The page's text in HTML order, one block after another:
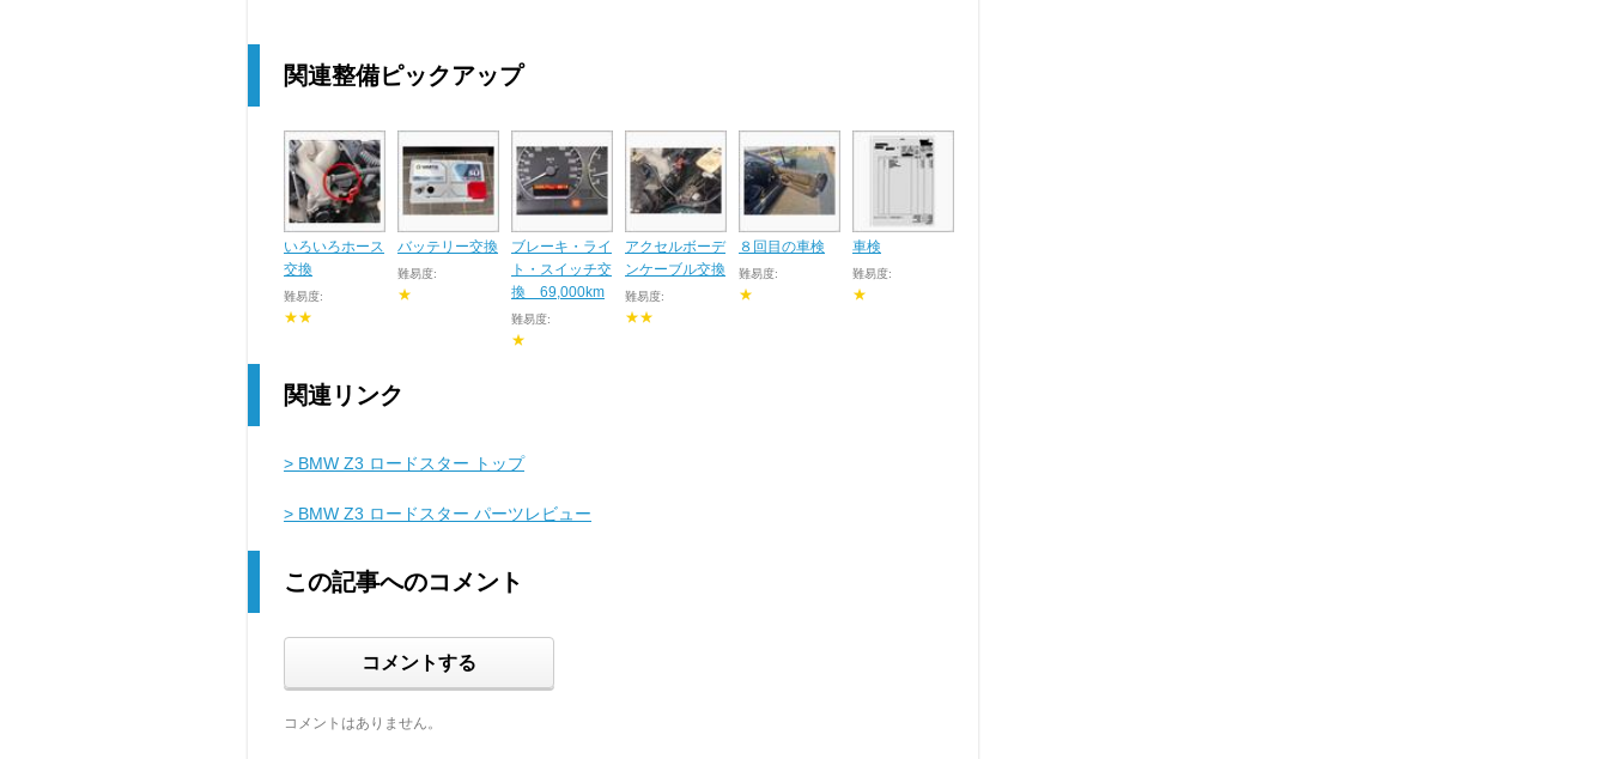
関連整備ピックアップ
いろいろホース
交換
難易度:
★★
バッテリー交換
難易度:
★
ブレーキ・ライ
ト・スイッチ交
換 69,000km
難易度:
★
アクセルボーデ
ンケーブル交換
難易度:
★★
８回目の車検
難易度:
★
車検
難易度:
★
関連リンク
> BMW Z3 ロードスター トップ
> BMW Z3 ロードスター パーツレビュー
この記事へのコメント
コメントする
コメントはありません。